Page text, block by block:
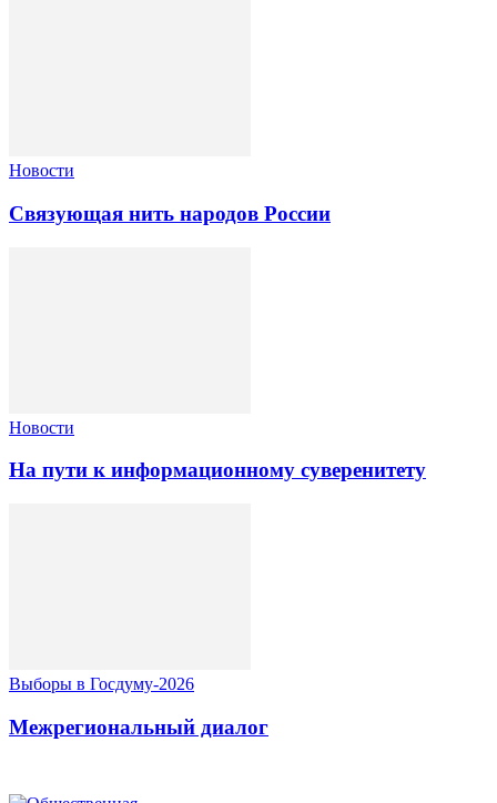
Новости
Связующая нить народов России
Новости
На пути к информационному суверенитету
Выборы в Госдуму-2026
Межрегиональный диалог